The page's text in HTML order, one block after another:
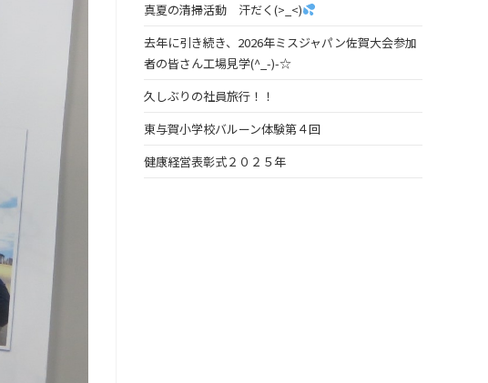
真夏の清掃活動 汗だく(>_<)
去年に引き続き、2026年ミスジャパン佐賀大会参加
者の皆さん工場見学(^_-)-☆
久しぶりの社員旅行！！
東与賀小学校バルーン体験第４回
健康経営表彰式２０２５年